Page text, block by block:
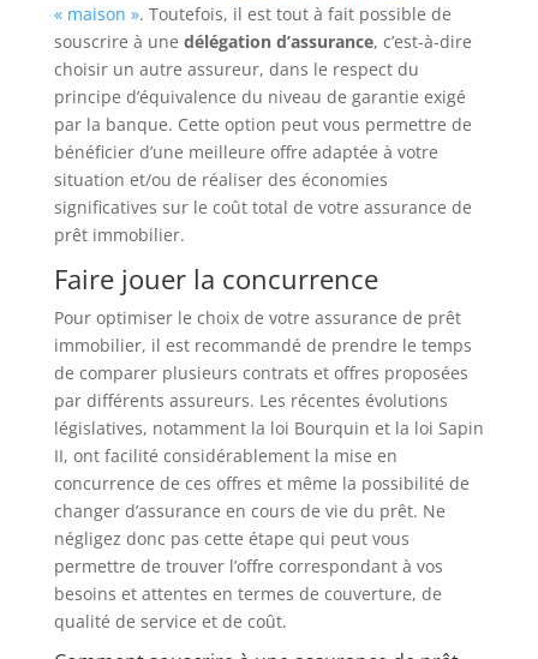
« maison ». Toutefois, il est tout à fait possible de
souscrire à une délégation d’assurance, c’est-à-dire
choisir un autre assureur, dans le respect du
principe d’équivalence du niveau de garantie exigé
par la banque. Cette option peut vous permettre de
bénéficier d’une meilleure offre adaptée à votre
situation et/ou de réaliser des économies
significatives sur le coût total de votre assurance de
prêt immobilier.
Faire jouer la concurrence
Pour optimiser le choix de votre assurance de prêt
immobilier, il est recommandé de prendre le temps
de comparer plusieurs contrats et offres proposées
par différents assureurs. Les récentes évolutions
législatives, notamment la loi Bourquin et la loi Sapin
II, ont facilité considérablement la mise en
concurrence de ces offres et même la possibilité de
changer d’assurance en cours de vie du prêt. Ne
négligez donc pas cette étape qui peut vous
permettre de trouver l’offre correspondant à vos
besoins et attentes en termes de couverture, de
qualité de service et de coût.